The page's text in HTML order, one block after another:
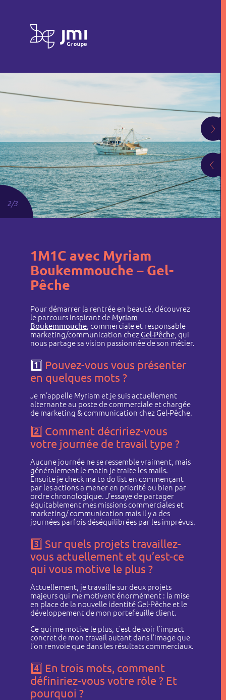
2/3
1M1C avec Myriam
Boukemmouche – Gel-
Pêche
Pour démarrer la rentrée en beauté, découvrez
le parcours inspirant de Myriam
Boukemmouche , commerciale et responsable
marketing/communication chez Gel-Pêche , qui
nous partage sa vision passionnée de son métier.
1️⃣ Pouvez-vous vous présenter
en quelques mots ?
Je m’appelle Myriam et je suis actuellement
alternante au poste de commerciale et chargée
de marketing & communication chez Gel-Pêche.
2️⃣ Comment décririez-vous
votre journée de travail type ?
Aucune journée ne se ressemble vraiment, mais
généralement le matin je traite les mails.
Ensuite je check ma to do list en commençant
par les actions a mener en priorité ou bien par
ordre chronologique. J’essaye de partager
équitablement mes missions commerciales et
marketing/ communication mais il y a des
journées parfois déséquilibrées par les imprévus.
3️⃣ Sur quels projets travaillez-
vous actuellement et qu’est-ce
qui vous motive le plus ?
Actuellement, je travaille sur deux projets
majeurs qui me motivent énormément : la mise
en place de la nouvelle identité Gel-Pêche et le
développement de mon portefeuille client.
Ce qui me motive le plus, c’est de voir l’impact
concret de mon travail autant dans l’image que
l’on renvoie que dans les résultats commerciaux.
4️⃣ En trois mots, comment
définiriez-vous votre rôle ? Et
pourquoi ?
Qui sommes-nous ?
Nos sociétés
Actualités
Recrutement
Contact